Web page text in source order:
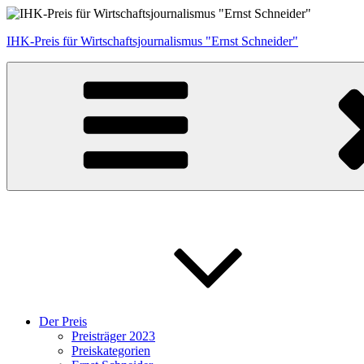
Zum
springen
IHK-Preis für Wirtschaftsjournalismus "Ernst Schneider"
Der Preis
Preisträger 2023
Preiskategorien